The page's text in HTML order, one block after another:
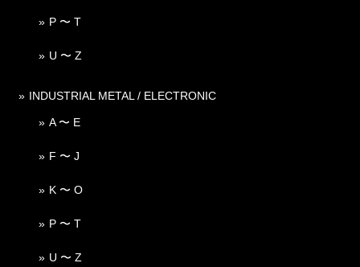
P 〜 T
U 〜 Z
INDUSTRIAL METAL / ELECTRONIC
A 〜 E
F 〜 J
K 〜 O
P 〜 T
U 〜 Z